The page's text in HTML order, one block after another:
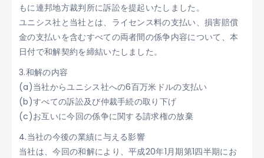
もに連邦地方裁判所に訴訟を提起いたしました。
ユニシス社と当社とは、ライセンス料の支払い、損害賠償
金の支払いを含むすべての両者間の係争内容について、本
日付で和解契約を締結いたしました。
3.和解の内容
(a)当社からユニシス社への6百万米ドルの支払い
(b)すべての訴訟及び仲裁手続の取り下げ
(c)お互いに今回の係争に関する請求権の放棄
4.当社の今後の業績に与える影響
当社は、今回の和解により、平成20年1月期第1四半期にお